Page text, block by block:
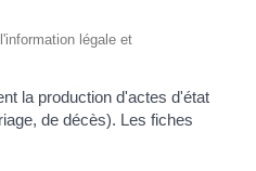
légale et
la production d'actes d'état
de décès). Les fiches